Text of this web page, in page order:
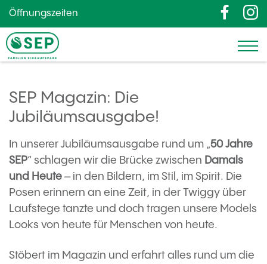
Öffnungszeiten
SEP Magazin: Die
Jubiläumsausgabe!
In unserer Jubiläumsausgabe rund um „50 Jahre
SEP“ schlagen wir die Brücke zwischen Damals
und Heute – in den Bildern, im Stil, im Spirit. Die
Posen erinnern an eine Zeit, in der Twiggy über
Laufstege tanzte und doch tragen unsere Models
Looks von heute für Menschen von heute.
Stöbert im Magazin und erfahrt alles rund um die